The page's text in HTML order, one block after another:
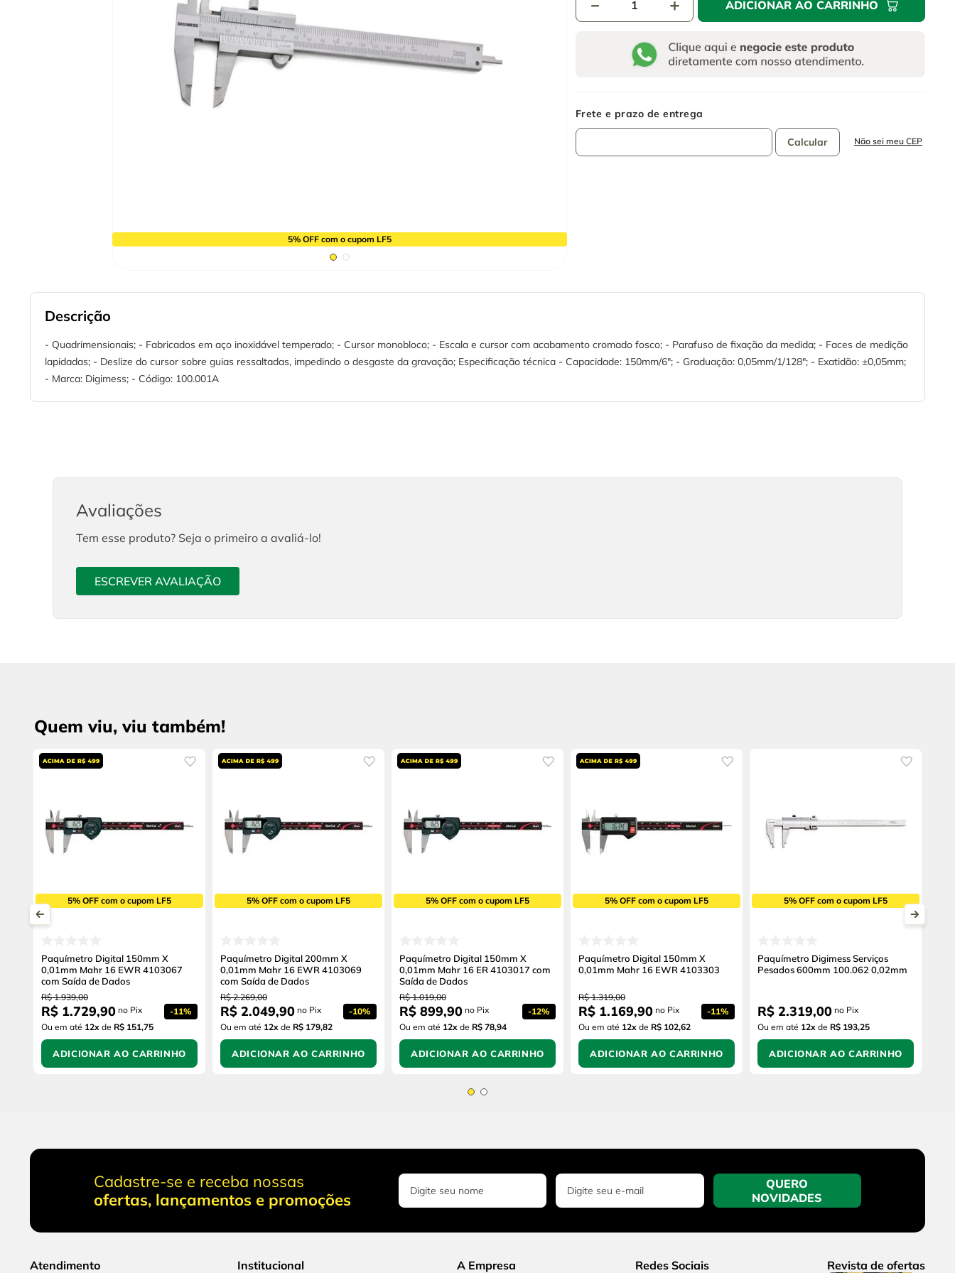
5% OFF com o cupom LF5
＋
－ ADICIONAR AO CARRINHO
Não sei meu CEP
Descrição
- Quadrimensionais; - Fabricados em aço inoxidável temperado; - Cursor monobloco; - Escala e cursor com acabamento cromado fosco; - Parafuso de fixação da medida; - Faces de medição
lapidadas; - Deslize do cursor sobre guias ressaltadas, impedindo o desgaste da gravação; Especificação técnica - Capacidade: 150mm/6"; - Graduação: 0,05mm/1/128"; - Exatidão: ±0,05mm;
- Marca: Digimess; - Código: 100.001A
Avaliações
Tem esse produto? Seja o primeiro a avaliá-lo!
ESCREVER AVALIAÇÃO
Quem viu, viu também!
5% OFF com o cupom LF5
Paquímetro Digital 150mm X
0,01mm Mahr 16 EWR 4103067
com Saída de Dados
R$ 1.939,00
R$ 1.729,90 no Pix -11%
Ou em até 12x de R$ 151,75
ADICIONAR AO CARRINHO
5% OFF com o cupom LF5
Paquímetro Digital 200mm X
0,01mm Mahr 16 EWR 4103069
com Saída de Dados
R$ 2.269,00
R$ 2.049,90 no Pix -10%
Ou em até 12x de R$ 179,82
ADICIONAR AO CARRINHO
5% OFF com o cupom LF5
Paquímetro Digital 150mm X
0,01mm Mahr 16 ER 4103017 com
Saída de Dados
R$ 1.019,00
R$ 899,90 no Pix -12%
Ou em até 12x de R$ 78,94
ADICIONAR AO CARRINHO
5% OFF com o cupom LF5
Paquímetro Digital 150mm X
0,01mm Mahr 16 EWR 4103303
R$ 1.319,00
R$ 1.169,90 no Pix -11%
Ou em até 12x de R$ 102,62
ADICIONAR AO CARRINHO
5% OFF com o cupom LF5
Paquímetro Digimess Serviços
Pesados 600mm 100.062 0,02mm
R$ 2.319,00 no Pix
Ou em até 12x de R$ 193,25
ADICIONAR AO CARRINHO
Cadastre-se e receba nossas
ofertas, lançamentos e promoções
QUERO
NOVIDADES
Atendimento Institucional A Empresa Redes Sociais Revista de ofertas